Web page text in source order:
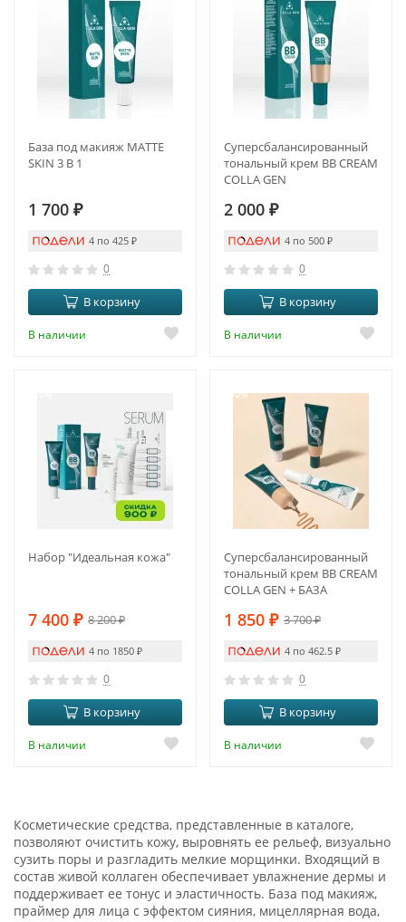
База под макияж MATTE
SKIN 3 В 1
1 700 ₽
4 по 425 ₽
0
В корзину
В наличии
Суперсбалансированный
тональный крем BB CREAM
COLLA GEN
2 000 ₽
4 по 500 ₽
0
В корзину
В наличии
Набор "Идеальная кожа"
7 400 ₽ 8 200₽
4 по 1850 ₽
0
В корзину
В наличии
-50%
Суперсбалансированный
тональный крем BB CREAM
COLLA GEN + БАЗА
1 850 ₽ 3 700₽
4 по 462.5 ₽
0
В корзину
В наличии
Косметические средства, представленные в каталоге,
позволяют очистить кожу, выровнять ее рельеф, визуально
сузить поры и разгладить мелкие морщинки. Входящий в
состав живой коллаген обеспечивает увлажнение дермы и
поддерживает ее тонус и эластичность. База под макияж,
праймер для лица с эффектом сияния, мицеллярная вода,